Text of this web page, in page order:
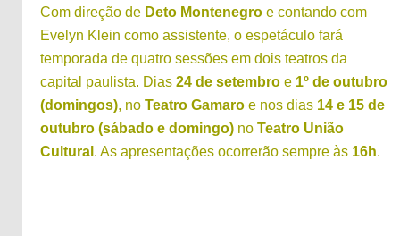
Com direção de Deto Montenegro e contando com
Evelyn Klein como assistente, o espetáculo fará
temporada de quatro sessões em dois teatros da
capital paulista. Dias 24 de setembro e 1º de outubro
(domingos), no Teatro Gamaro e nos dias 14 e 15 de
outubro (sábado e domingo) no Teatro União
Cultural . As apresentações ocorrerão sempre às 16h.